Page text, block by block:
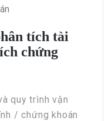
tích tài
chứng
quy trình vận
/ chứng khoán